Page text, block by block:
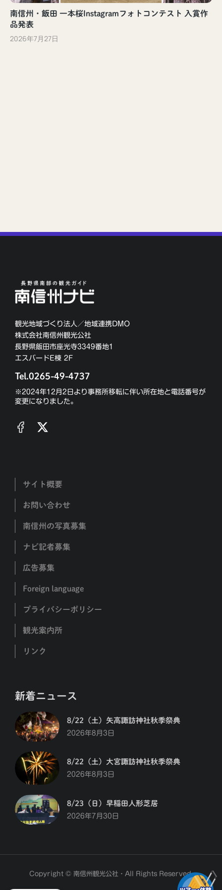
南信州・飯田 一本桜Instagramフォトコンテスト 入賞作
品発表
2026年7月27日
観光地域づくり法人／地域連携DMO
株式会社南信州観光公社
長野県飯田市座光寺3349番地1
エスバードE棟 2F
Tel.0265-49-4737
※2024年12月2日より事務所移転に伴い所在地と電話番号が
変更になりました。
サイト概要
お問い合わせ
南信州の写真募集
ナビ記者募集
広告募集
Foreign language
プライバシーポリシー
観光案内所
リンク
新着ニュース
8/22（土）矢高諏訪神社秋季祭典
2026年8月3日
8/22（土）大宮諏訪神社秋季祭典
2026年8月3日
8/23（日）早稲田人形芝居
2026年7月30日
Copyright © 南信州観光公社・All Rights Reserved.